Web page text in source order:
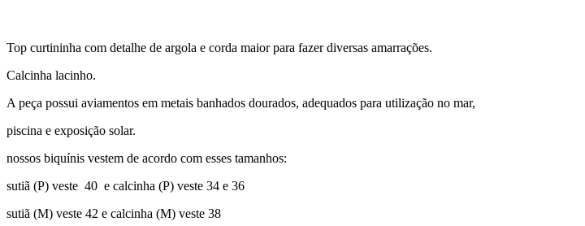
Top curtininha com detalhe de argola e corda maior para fazer diversas amarrações.
Calcinha lacinho.
A peça possui aviamentos em metais banhados dourados, adequados para utilização no mar,
piscina e exposição solar.
nossos biquínis vestem de acordo com esses tamanhos:
sutiã (P) veste 40 e calcinha (P) veste 34 e 36
sutiã (M) veste 42 e calcinha (M) veste 38